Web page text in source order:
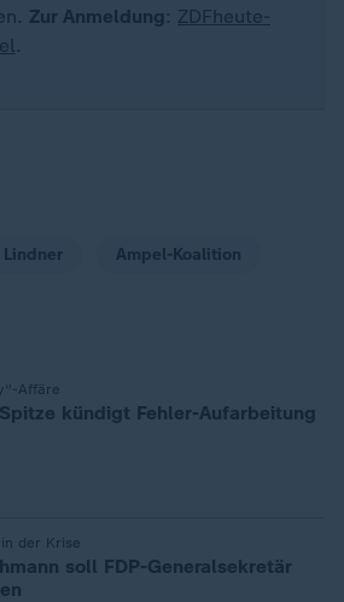
Zur Anmeldung : ZDFheute-
.
Ampel-Koalition
Affäre
kündigt Fehler-Aufarbeitung
der Krise
soll FDP-Generalsekretär